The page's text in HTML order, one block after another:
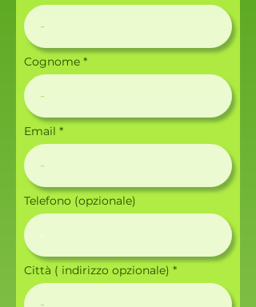
Cognome
Email
Telefono (opzionale)
Città ( indirizzo opzionale)